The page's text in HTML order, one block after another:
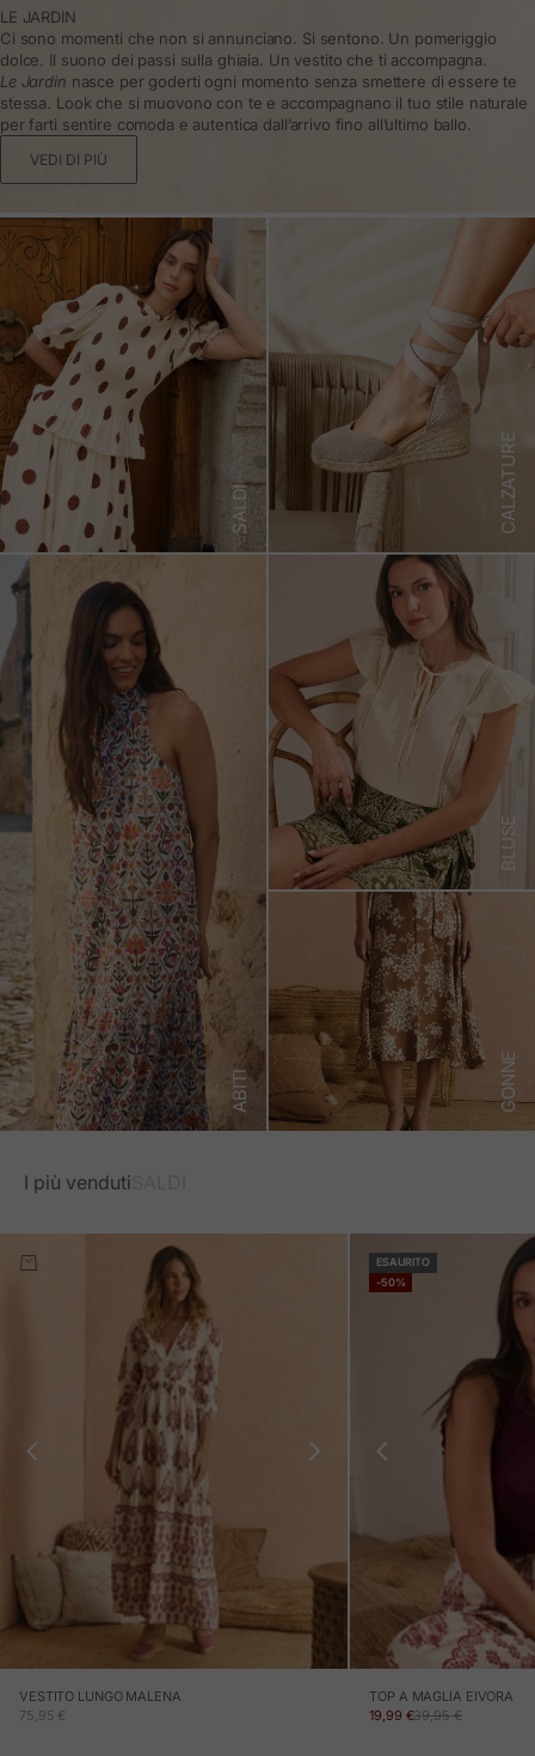
LE JARDIN
Ci sono momenti che non si annunciano. Si sentono. Un pomeriggio
dolce. Il suono dei passi sulla ghiaia. Un vestito che ti accompagna.
Le Jardin nasce per goderti ogni momento senza smettere di essere te
stessa. Look che si muovono con te e accompagnano il tuo stile naturale
per farti sentire comoda e autentica dall’arrivo fino all’ultimo ballo.
VEDI DI PIÙ
SALDI CALZATURE
ABITI
BLUSE
GONNE
I più venduti
VESTITO LUNGO MALENA
PREZZO IN OFFERTA
75,95 €
ESAURITO
-50%
TOP A MAGLIA EIVORA
PREZZO IN OFFERTA
19,99 €PREZZO NORMALE
39,95 €